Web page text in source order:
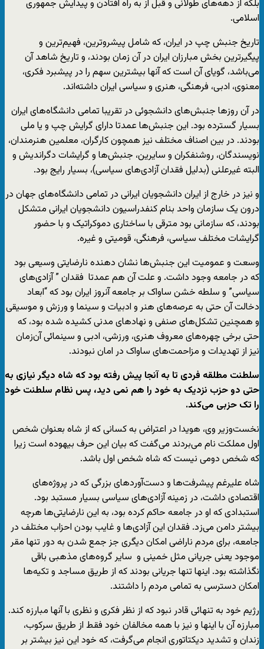
بلکه از دهه‌های طولانی و قبل از به راه افتادن و پیدایش جمهوری
اسلامی.
تاریخ جنبش چپ در ایران، که شامل پیشروترین، فهیم‌ترین و
پیگیرترین بخش مبارزان ایران در آن زمان بودند، و تاریخ شاهد آن
می‌باشد، گویای آن است که آنها بیشترین سهم را در پیشبرد فکری،
معنوی، ادبی، فرهنگی، هنری و سیاسی ایران داشته‌اند.
در آن روزها جنبش‌های دانشجوئی در تقریبا تمامی دانشگاه‌های ایران
بسیار گسترده بود. این جنبش‌ها عمدتا دارای گرایش چپ و یا ملی
بودند. در بین اصناف مختلف نیز همچون کارگران، معلمین هنرمندان،
نویسندگان، روشنفکران و سایرین، جنبش‌ها و گرایشات دگراندیش و
البته غیرعلنی (بدلیل فقدان آزادی‌های سیاسی)، بسیار رایج بود.
و نیز در خارج از ایران دانشجویان ایرانی در تمامی دانشگاه‌های جهان در
درون یک سازمان واحد بنام کنفدراسیون دانشجویان ایرانی متشکل
بودند، که سازمانی بود مترقی با ساختاری دموکراتیک و با حضور
گرایشات مختلف سیاسی، فرهنگی، قومیتی و غیره.
وسعت و عمومیت این جنبش‌ها نشان دهنده نارضایتی وسیعی بود
که در جامعه وجود داشت. و علت آن هم عمدتا فقدان ” آزادی‌های
سیاسی” و سلطه خشن ساواک بر جامعه آنروز ایران بود که “ابعاد
دخالت آن حتی به عرصه‌های هنر و ادبیات و سینما و ورزش و موسیقی
و همچنین تشکل‌های صنفی و نهادهای مدنی کشیده شده بود، که
حتی برخی چهره‌های معروف هنری، ورزشی، ادبی و سینمائی ‌آن‌زمان
نیز از تهدیدات و مزاحمت‌های ساواک در امان نبودند.
سلطنت مطلقه فردی تا به آنجا پیش رفته بود که شاه دیگر نیازی به
حتی دو حزب نزدیک به خود را هم نمی‌ دید، پس نظام سلطنت خود
را تک حزبی می‌کند.
نخست‌وزیر وی، هویدا در اعتراض به کسانی که از شاه بعنوان شخص
اول مملکت نام می‌بردند می‌گفت که بیان این حرف بیهوده است زیرا
که شخص دومی نیست که شاه شخص اول باشد.
شاه علیرغم پیشرفت‌ها و دست‌آوردهای بزرگی که در پروژه‌های
اقتصادی داشت، در زمینه‌‌ آزادی‌های سیاسی بسیار مستبد بود.
استبدادی که او در جامعه حاکم کرده بود، به این نارضایتی‌‌ها هرچه
بیشتر دامن می‌ز‌د. فقدان این آزادی‌ها و غایب بودن احزاب مختلف در
جامعه، برای مردم ناراضی امکان دیگری جز جمع شدن به دور تنها مقر
موجود یعنی جریانی مثل خمینی و سایر گروه‌های مذهبی باقی
نگذاشته بود. اینها تنها جریانی بودند که از طریق مساجد و تکیه‌ها
امکان دسترسی به تمامی مردم را داشتند.
رژیم خود به تنهائی قادر نبود که از نظر فکری و نظری با آنها مبارزه کند.
مبارزه آن با اینها و نیز با همه مخالفان خود فقط از طریق سرکوب،
زندان و تشدید دیکتاتوری انجام می‌گرفت، که خود این نیز بیشتر بر